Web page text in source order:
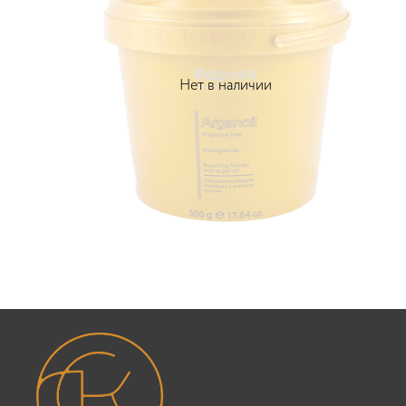
Нет в наличии